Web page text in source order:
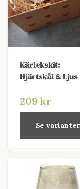
Kärlekskit:
Hjärtskål & Ljus
209 kr
Se varianter